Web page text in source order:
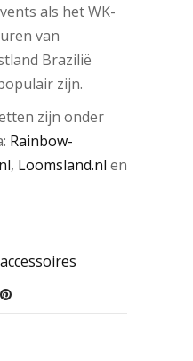
als het WK-
van
Brazilië
zijn.
zijn onder
Rainbow-
, Loomsland.nl en